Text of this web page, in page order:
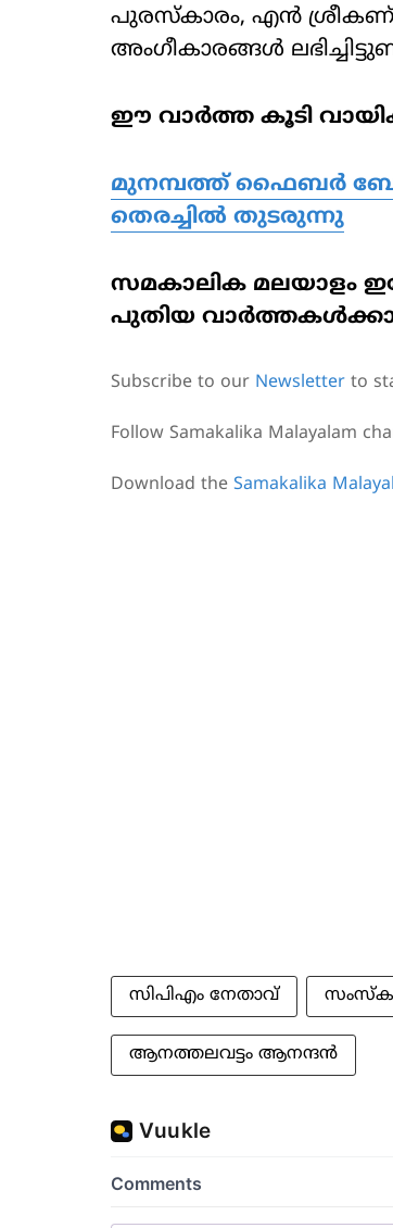
പുരസ്‌കാരം, എന്‍
അംഗീകാരങ്ങള്‍
ഈ വാർത്ത കൂടി
മുനമ്പത്ത് ഫൈബർ
തെരച്ചിൽ തുടരുന്നു
സമകാലിക മലയാളം
പുതിയ
Subscribe to our Newsletter to
Follow Samakalika Malayalam
Download the Samakalika
സിപിഎം നേതാവ്
ആനത്തലവട്ടം ആനന്ദൻ